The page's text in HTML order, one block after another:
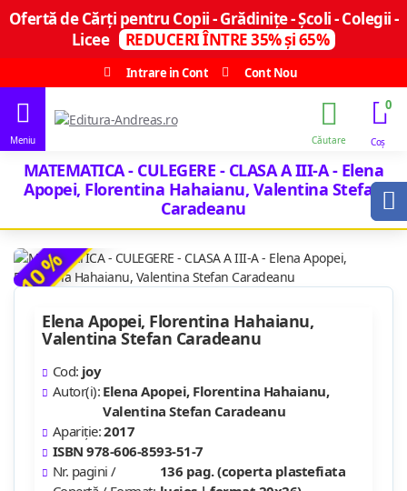
Ofertă de Cărți pentru Copii - Grădinițe - Școli - Colegii -
Licee
REDUCERI ÎNTRE 35% și 65%
Intrare in Cont
Cont Nou
0
MATEMATICA - CULEGERE - CLASA A III-A - Elena
Apopei, Florentina Hahaianu, Valentina Stefan
Caradeanu
-10 %
Elena Apopei, Florentina Hahaianu,
Valentina Stefan Caradeanu
Cod: joy
Autor(i): Elena Apopei, Florentina Hahaianu,
Valentina Stefan Caradeanu
Apariție:2017
ISBN 978-606-8593-51-7
Nr. pagini /
136 pag. (coperta plastefiata